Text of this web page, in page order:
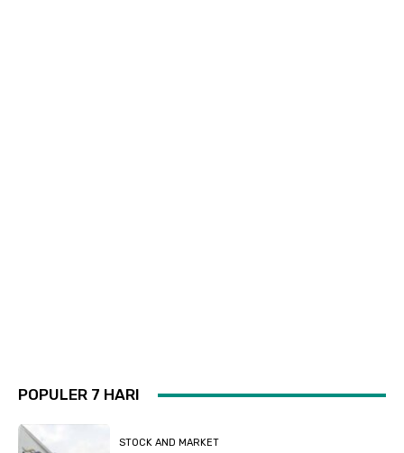
POPULER 7 HARI
STOCK AND MARKET